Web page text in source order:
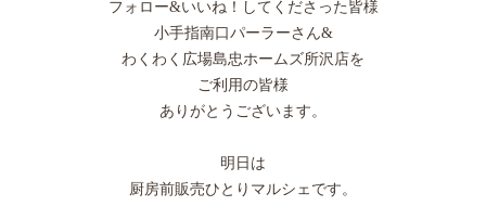
フォロー&いいね！してくださった皆様
小手指南口パーラーさん&
わくわく広場島忠ホームズ所沢店を
ご利用の皆様
ありがとうございます。
明日は
厨房前販売ひとりマルシェです。